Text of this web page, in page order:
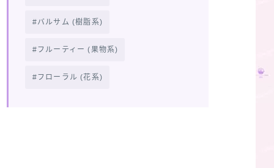
バルサム (樹脂系)
フルーティー (果物系)
フローラル (花系)